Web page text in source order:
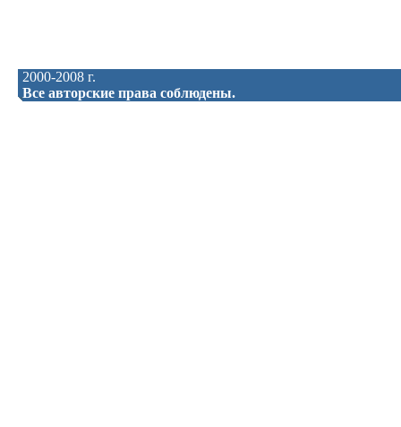
2000-2008 г.
Все авторские права соблюдены.